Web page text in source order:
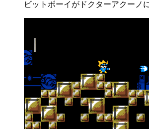
ビットボーイがドクターアクーノ